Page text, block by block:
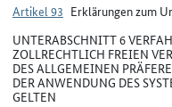
Artikel 93 Erklärungen zum
UNTERABSCHNITT 6
ZOLLRECHTLICH FREIEN
DES ALLGEMEINEN
DER ANWENDUNG DES
GELTEN